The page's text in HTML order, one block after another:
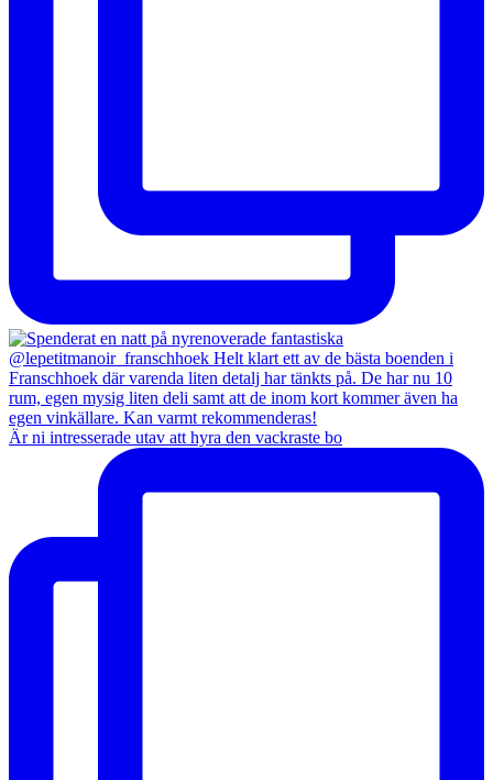
Är ni intresserade utav att hyra den vackraste bo